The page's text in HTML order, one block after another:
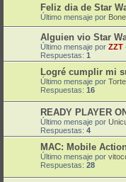
Feliz dia de Star
Último mensaje por
Alguien vio Star
Último mensaje por ZZT
Respuestas: 1
Logré cumplir mi
Último mensaje por
Respuestas: 16
READY PLAYER
Último mensaje por
Respuestas: 4
MAC: Mobile
Último mensaje por
Respuestas: 28